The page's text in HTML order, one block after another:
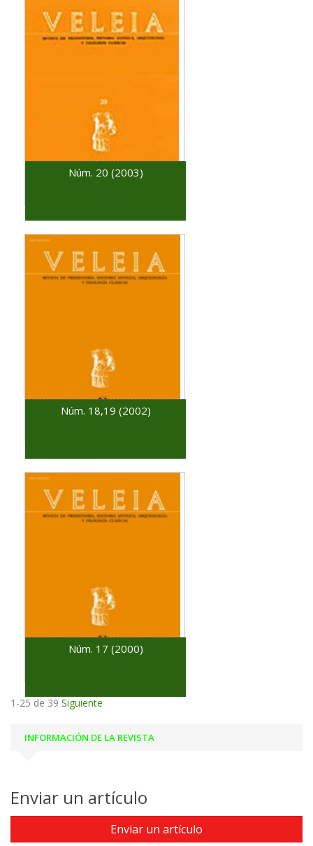
Núm. 20 (2003)
Núm. 18,19 (2002)
Núm. 17 (2000)
1-25 de 39 Siguiente
INFORMACIÓN DE LA REVISTA
Enviar un artículo
Enviar un artículo